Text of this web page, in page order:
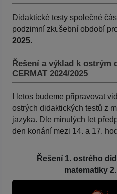
Didaktické testy společné
podzimní zkušební období
2025.
Řešení a výklad k ostrým
CERMAT 2024/2025
I letos budeme připravovat
ostrých didaktických testů z
jazyka. Dle minulých let
den konání mezi 14. a 17.
Řešení 1. ostrého
matematiky 2.